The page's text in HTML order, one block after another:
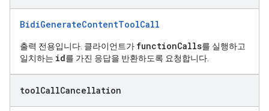
BidiGenerateContentToolCall
출력 전용입니다. 클라이언트가 functionCalls를 실행하고
일치하는 id를 가진 응답을 반환하도록 요청합니다.
toolCallCancellation